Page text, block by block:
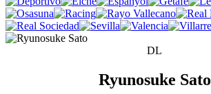
DL
Ryunosuke Sato